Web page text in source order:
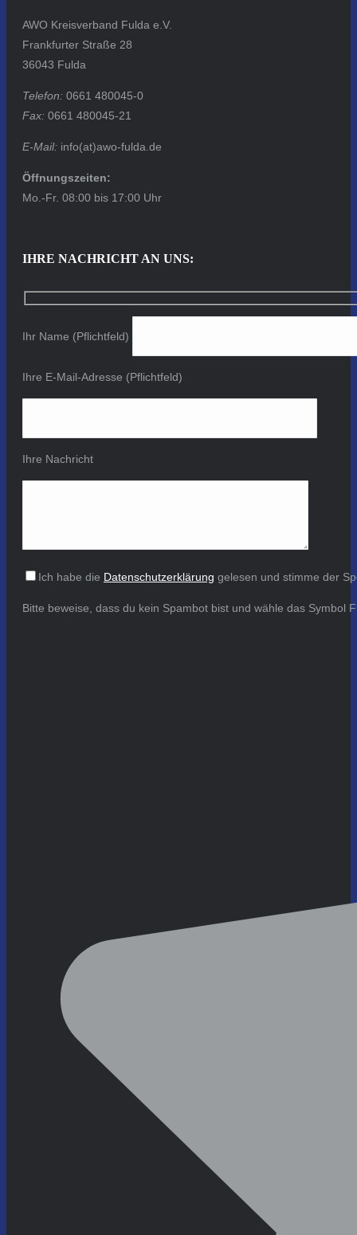
AWO Kreisverband Fulda e.V.
Frankfurter Straße 28
36043 Fulda
Telefon: 0661 480045-0
Fax: 0661 480045-21
E-Mail: info(at)awo-fulda.de
Öffnungszeiten:
Mo.-Fr. 08:00 bis 17:00 Uhr
IHRE NACHRICHT AN UNS:
Ihr Name (Pflichtfeld)
Ihre E-Mail-Adresse (Pflichtfeld)
Ihre Nachricht
Ich habe die Datenschutzerklärung gelesen und stimme der
Bitte beweise, dass du kein Spambot bist und wähle das Symbol